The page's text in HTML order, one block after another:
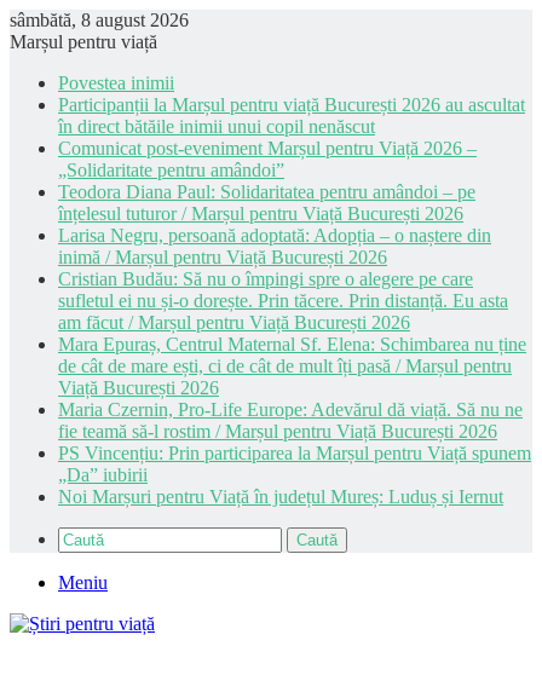
sâmbătă, 8 august 2026
Marșul pentru viață
Povestea inimii
Participanții la Marșul pentru viață București 2026 au ascultat
în direct bătăile inimii unui copil nenăscut
Comunicat post-eveniment Marșul pentru Viață 2026 –
„Solidaritate pentru amândoi”
Teodora Diana Paul: Solidaritatea pentru amândoi – pe
înțelesul tuturor / Marșul pentru Viață București 2026
Larisa Negru, persoană adoptată: Adopția – o naștere din
inimă / Marșul pentru Viață București 2026
Cristian Budău: Să nu o împingi spre o alegere pe care
sufletul ei nu și-o dorește. Prin tăcere. Prin distanță. Eu asta
am făcut / Marșul pentru Viață București 2026
Mara Epuraș, Centrul Maternal Sf. Elena: Schimbarea nu ține
de cât de mare ești, ci de cât de mult îți pasă / Marșul pentru
Viață București 2026
Maria Czernin, Pro-Life Europe: Adevărul dă viață. Să nu ne
fie teamă să-l rostim / Marșul pentru Viață București 2026
PS Vincențiu: Prin participarea la Marșul pentru Viață spunem
„Da” iubirii
Noi Marșuri pentru Viață în județul Mureș: Luduș și Iernut
Caută
Meniu